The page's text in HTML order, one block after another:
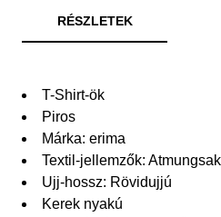
RÉSZLETEK
T-Shirt-ök
Piros
Márka: erima
Textil-jellemzők:
Ujj-hossz: Rövidujjú
Kerek nyakú